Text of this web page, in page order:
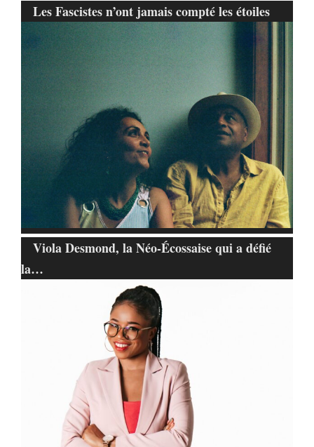
Les Fascistes n’ont jamais compté les étoiles
Viola Desmond, la Néo-Écossaise qui a défié
la…